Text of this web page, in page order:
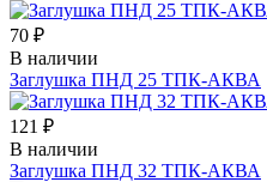
70 ₽
В наличии
Заглушка ПНД 25 ТПК-АКВА
121 ₽
В наличии
Заглушка ПНД 32 ТПК-АКВА